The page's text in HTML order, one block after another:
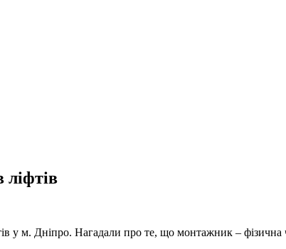
у м. Дніпро. Нагадали про те, що монтажник – фізична